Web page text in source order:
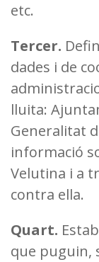
etc.
Tercer.
dades i de
lluita:
Generalitat
informació
Velutina i a
contra ella.
Quart.
que puguin,